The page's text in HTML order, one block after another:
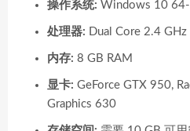
操作系统: Windows 10
处理器: Dual Core 2.4 GHz
内存: 8 GB RAM
显卡: GeForce GTX 950,
Graphics 630